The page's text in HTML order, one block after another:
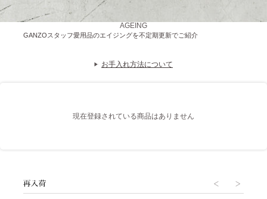
AGEING
GANZOスタッフ愛用品のエイジングを不定期更新でご紹介
お手入れ方法について
現在登録されている商品はありません